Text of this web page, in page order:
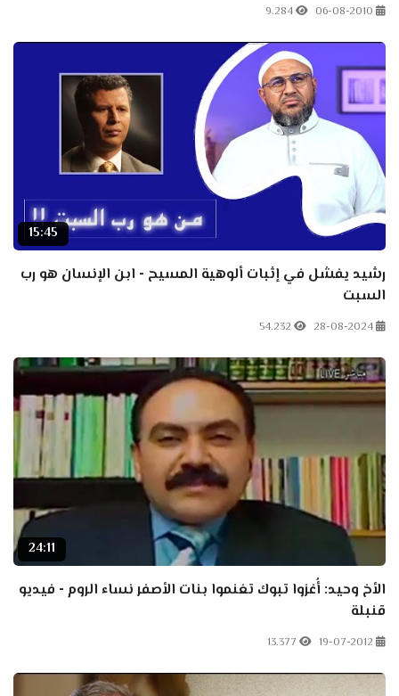
06-08-2010
9.284
15:45
رشيد يفشل في إثبات ألوهية المسيح - ابن الإنسان هو رب
السبت
28-08-2024
54.232
24:11
الأخ وحيد: أُغزوا تبوك تغنموا بنات الأصفر نساء الروم - فيديو
قنبلة
19-07-2012
13.377